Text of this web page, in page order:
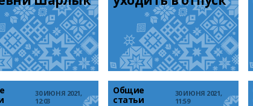
30 ИЮНЯ 2021,
12:03
Общие
статьи
30 ИЮНЯ 2021,
11:59